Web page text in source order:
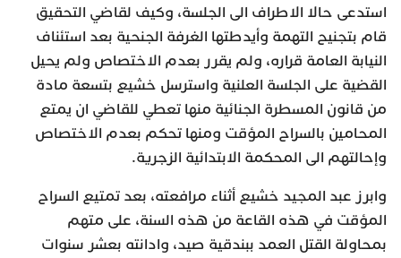
استدعى حالا الاطراف الى الجلسة، وكيف لقاضي التحقيق
قام بتجنيح التهمة وأيدطتها الغرفة الجنحية بعد استئناف
النيابة العامة قراره، ولم يقرر بعدم الاختصاص ولم يحيل
القضية على الجلسة العلنية واسترسل خشيع بتسعة مادة
من قانون المسطرة الجنائية منها تعطي للقاضي ان يمتع
المحامين بالسراح المؤقت ومنها تحكم بعدم الاختصاص
وإحالتهم الى المحكمة الابتدائية الزجرية.
وابرز عبد المجيد خشيع أثناء مرافعته، بعد تمتيع السراح
المؤقت في هذه القاعة من هذه السنة، على متهم
بمحاولة القتل العمد ببندقية صيد، وادانته بعشر سنوات